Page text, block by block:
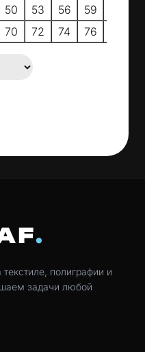
50 53 56 59
70 72 74 76
полиграфии и
задачи любой